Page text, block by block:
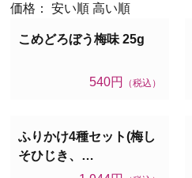
価格：安い順 高い順
こめどろぼう梅味 25g
540円 （税込）
ふりかけ4種セット(梅し
そひじき、…